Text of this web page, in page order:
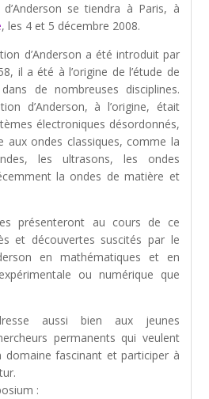
se tiendra à Paris, à
, les 4 et 5 décembre 2008.
d’Anderson a été introduit par
il a été à l’origine de l’étude de
de nombreuses disciplines.
d’Anderson, à l’origine, était
électroniques désordonnés,
aux ondes classiques, comme la
les ultrasons, les ondes
la ondes de matière et
présenteront au cours de ce
et découvertes suscités par le
en mathématiques et en
ou numérique que
aussi bien aux jeunes
permanents qui veulent
domaine fascinant et participer à
: